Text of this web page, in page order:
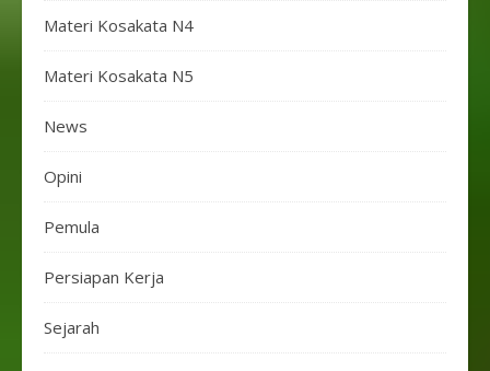
Materi Kosakata N4
Materi Kosakata N5
News
Opini
Pemula
Persiapan Kerja
Sejarah